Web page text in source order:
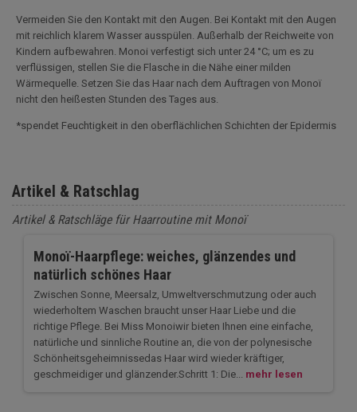
Vermeiden Sie den Kontakt mit den Augen. Bei Kontakt mit den Augen
mit reichlich klarem Wasser ausspülen. Außerhalb der Reichweite von
Kindern aufbewahren. Monoi verfestigt sich unter 24 °C; um es zu
verflüssigen, stellen Sie die Flasche in die Nähe einer milden
Wärmequelle. Setzen Sie das Haar nach dem Auftragen von Monoï
nicht den heißesten Stunden des Tages aus.
*spendet Feuchtigkeit in den oberflächlichen Schichten der Epidermis
Artikel & Ratschlag
Artikel & Ratschläge für Haarroutine mit Monoï
Monoï-Haarpflege: weiches, glänzendes und
natürlich schönes Haar
Zwischen Sonne, Meersalz, Umweltverschmutzung oder auch
wiederholtem Waschen braucht unser Haar Liebe und die
richtige Pflege. Bei Miss Monoiwir bieten Ihnen eine einfache,
natürliche und sinnliche Routine an, die von der polynesische
Schönheitsgeheimnissedas Haar wird wieder kräftiger,
geschmeidiger und glänzender.Schritt 1: Die... mehr lesen